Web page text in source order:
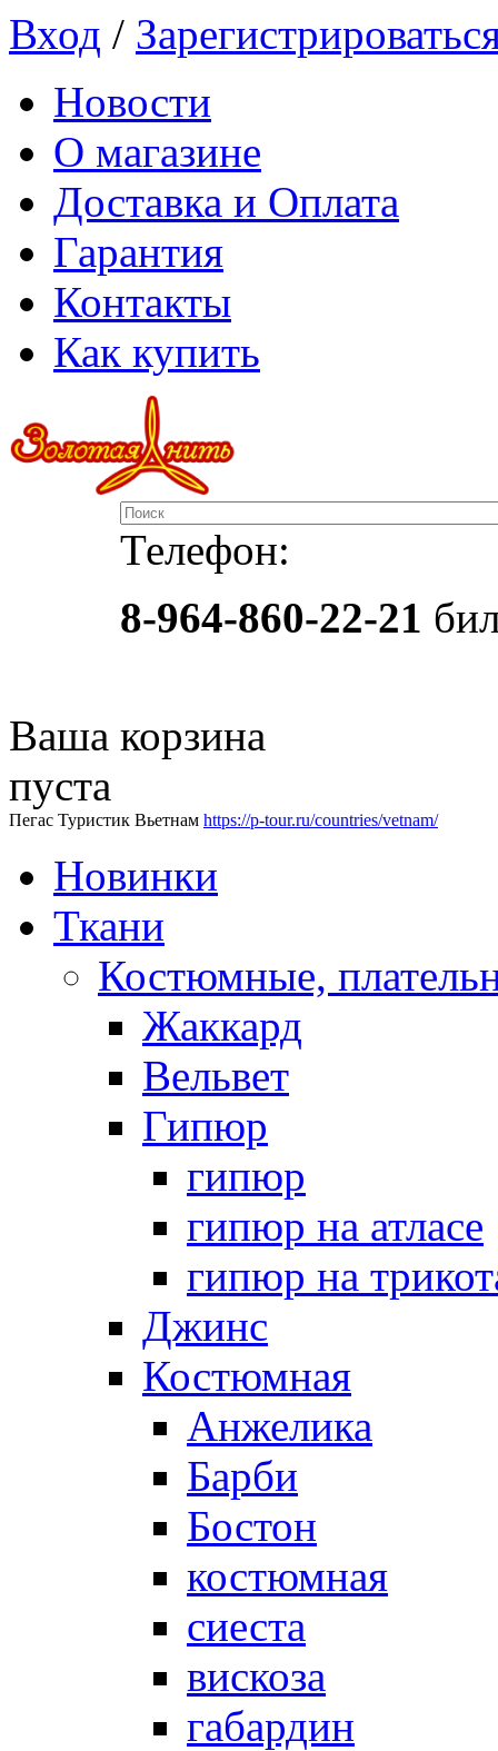
Вход /
Новости
О магазине
Доставка и Оплата
Гарантия
Контакты
Как купить
Телефон:
8-964-860-22-21
Ваша корзина
пуста
Пегас Туристик Вьетнам https://p-tour.ru/countries/vetnam/
Новинки
Ткани
Костюмные,
Жаккард
Вельвет
Гипюр
гипюр
гипюр на атласе
гипюр на
Джинс
Костюмная
Анжелика
Барби
Бостон
костюмная
сиеста
вискоза
габардин